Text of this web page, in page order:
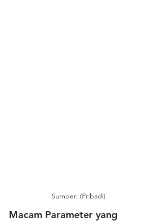
Sumber: (Pribadi)
Macam Parameter yang